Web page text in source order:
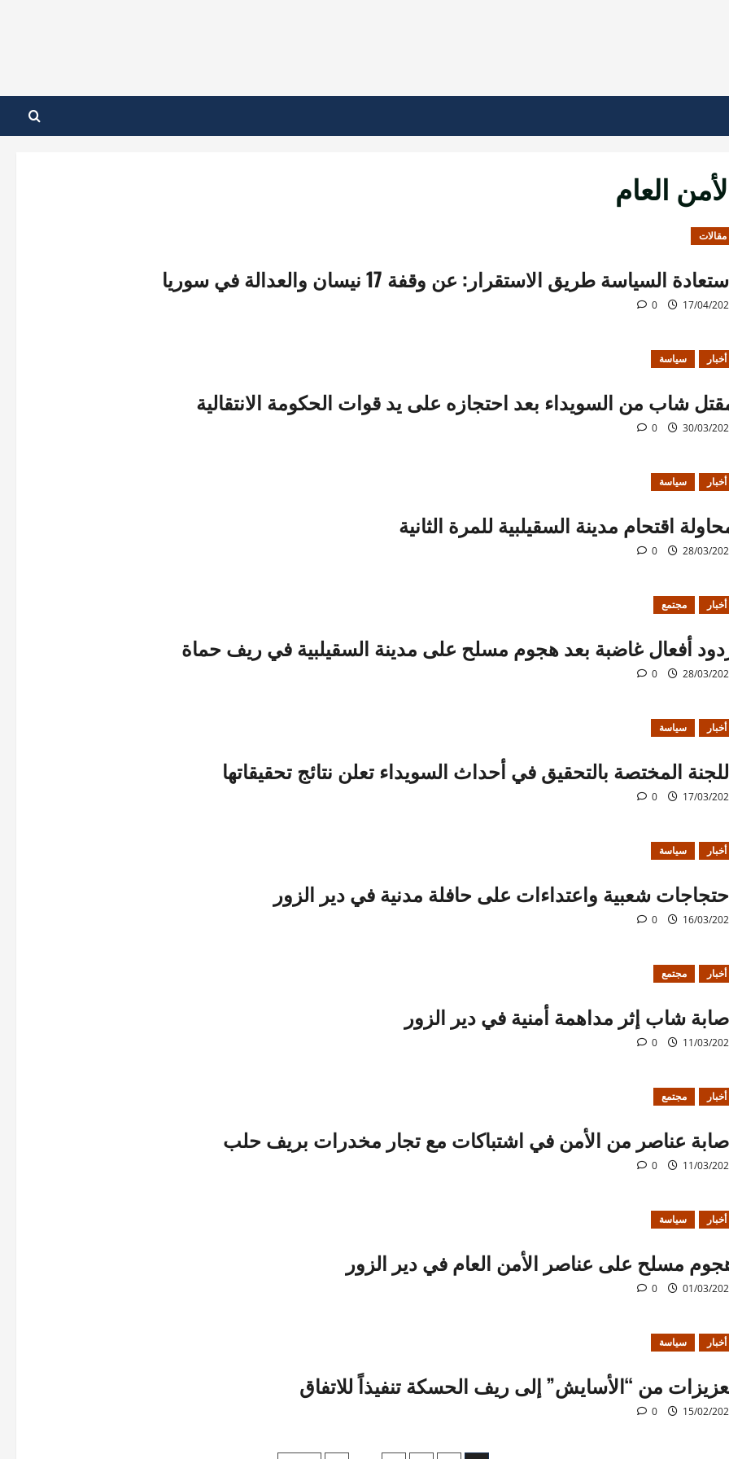
العام
مقالات
السياسة طريق الاستقرار: عن وقفة 17 نيسان والعدالة في سوريا
17/04/
0
أخبار سياسة
شاب من السويداء بعد احتجازه على يد قوات الحكومة الانتقالية
30/03/
0
أخبار سياسة
اقتحام مدينة السقيلبية للمرة الثانية
28/03/
0
أخبار مجتمع
أفعال غاضبة بعد هجوم مسلح على مدينة السقيلبية في ريف حماة
28/03/
0
أخبار سياسة
المختصة بالتحقيق في أحداث السويداء تعلن نتائج تحقيقاتها
17/03/
0
أخبار سياسة
شعبية واعتداءات على حافلة مدنية في دير الزور
16/03/
0
أخبار مجتمع
شاب إثر مداهمة أمنية في دير الزور
11/03/
0
أخبار مجتمع
عناصر من الأمن في اشتباكات مع تجار مخدرات بريف حلب
11/03/
0
أخبار سياسة
مسلح على عناصر الأمن العام في دير الزور
01/03/
0
أخبار سياسة
من “الأسايش” إلى ريف الحسكة تنفيذاً للاتفاق
15/02/
0